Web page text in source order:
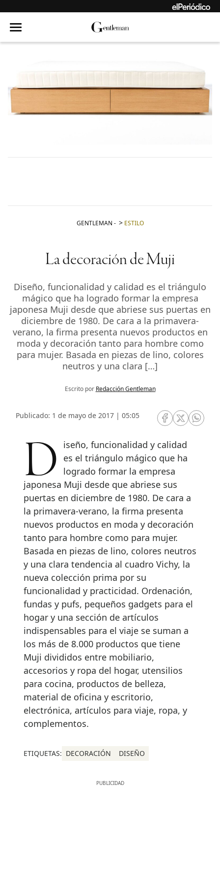
GENTLEMAN - ESTILO
La decoración de Muji
Diseño, funcionalidad y calidad es el triángulo
mágico que ha logrado formar la empresa
japonesa Muji desde que abriese sus puertas en
diciembre de 1980. De cara a la primavera-
verano, la firma presenta nuevos productos en
moda y decoración tanto para hombre como
para mujer. Basada en piezas de lino, colores
neutros y una clara […]
Escrito por Redacción Gentleman
Publicado: 1 de mayo de 2017 | 05:05
RRSS Facebook
RRSSRRSS
Diseño, funcionalidad y calidad
es el triángulo mágico que ha
logrado formar la empresa
japonesa Muji desde que abriese sus
puertas en diciembre de 1980. De cara a
la primavera-verano, la firma presenta
nuevos productos en moda y decoración
tanto para hombre como para mujer.
Basada en piezas de lino, colores neutros
y una clara tendencia al cuadro Vichy, la
nueva colección prima por su
funcionalidad y practicidad. Ordenación,
fundas y pufs, pequeños gadgets para el
hogar y una sección de artículos
indispensables para el viaje se suman a
los más de 8.000 productos que tiene
Muji divididos entre mobiliario,
accesorios y ropa del hogar, utensilios
para cocina, productos de belleza,
material de oficina y escritorio,
electrónica, artículos para viaje, ropa, y
complementos.
ETIQUETAS: DECORACIÓN DISEÑO